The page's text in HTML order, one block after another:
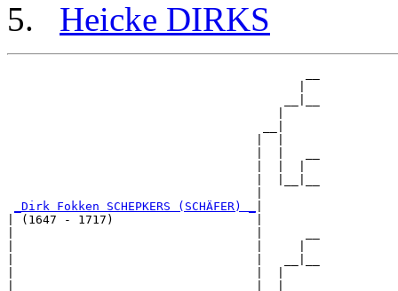
Heicke DIRKS
_Dirk Fokken SCHEPKERS (SCHÄFER) _
| (1647 - 1717)                    |